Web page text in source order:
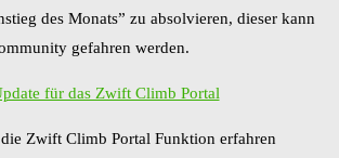
des Monats” zu absolvieren, dieser kann
gefahren werden.
Zwift Climb Portal Funktion erfahren